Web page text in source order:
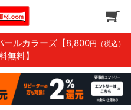
ールカラーズ 【8,800円（税込）
無料】